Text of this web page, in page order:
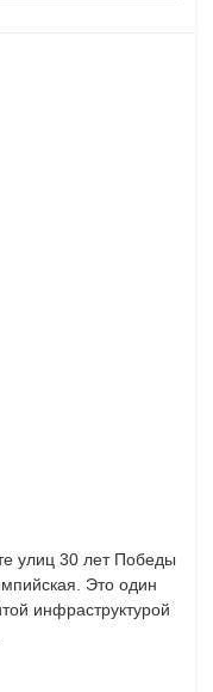
улиц 30 лет Победы
Это один
инфраструктурой